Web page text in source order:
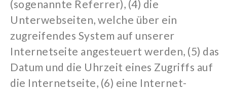
(sogenannte Referrer), (4) die
Unterwebseiten, welche über ein
zugreifendes System auf unserer
Internetseite angesteuert werden, (5) das
Datum und die Uhrzeit eines Zugriffs auf
die Internetseite, (6) eine Internet-